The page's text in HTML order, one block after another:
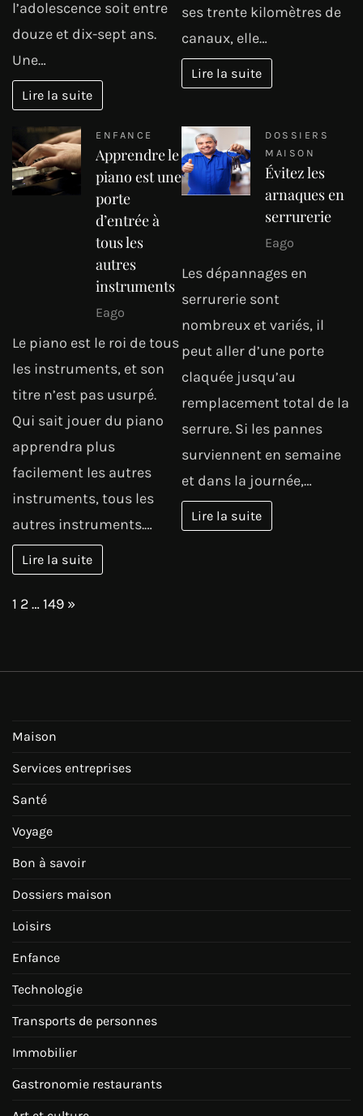
l’adolescence soit entre
douze et dix-sept ans.
Une…
Lire la suite
ses trente kilomètres de
canaux, elle…
Lire la suite
ENFANCE
Apprendre le
piano est une
porte
d’entrée à
tous les
autres
instruments
Eago
Le piano est le roi de tous
les instruments, et son
titre n’est pas usurpé.
Qui sait jouer du piano
apprendra plus
facilement les autres
instruments, tous les
autres instruments.…
Lire la suite
DOSSIERS
MAISON
Évitez les
arnaques en
serrurerie
Eago
Les dépannages en
serrurerie sont
nombreux et variés, il
peut aller d’une porte
claquée jusqu’au
remplacement total de la
serrure. Si les pannes
surviennent en semaine
et dans la journée,…
Lire la suite
Page:
1 2…149 Next
»
Maison
Services entreprises
Santé
Voyage
Bon à savoir
Dossiers maison
Loisirs
Enfance
Technologie
Transports de personnes
Immobilier
Gastronomie restaurants